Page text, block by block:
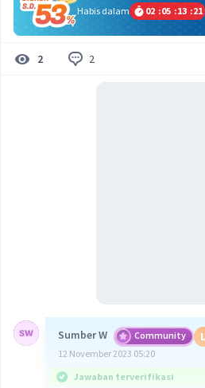
Habis dalam
02 :05 :13 :20
2 2
Sumber W Community
12 November 2023 05:20
Jawaban terverifikasi